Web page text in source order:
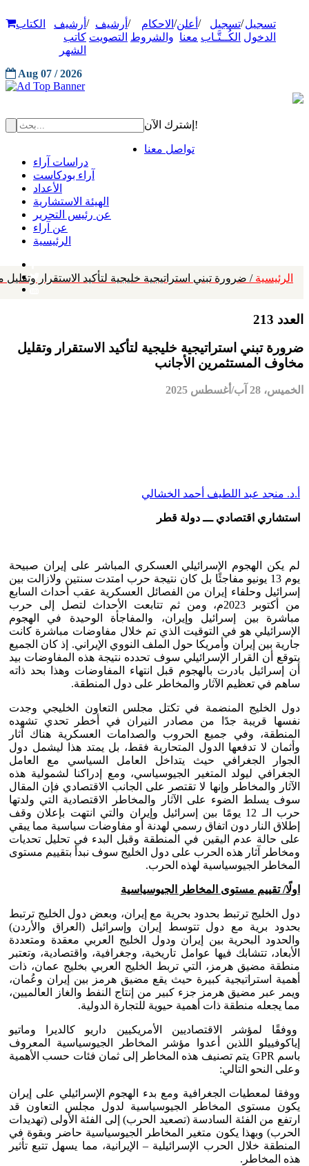
تسجيل
الدخول
/تسجيل
الكُــتَّـاب
/ أعلن
معنا
/ الاحكام
والشروط
/ أرشيف
التصويت
/ أرشيف
كاتب
الشهر
الكتاب
Aug 07 / 2026
إشترك الآن!
تواصل معنا
دراسات آراء
آراء بودكاست
الأعداد
الهيئة الاستشارية
عن رئيس التحرير
عن آراء
الرئيسية
الرئيسية / ضرورة تبني استراتيجية خليجية لتأكيد الاستقرار
العدد 213
ضرورة تبني استراتيجية خليجية لتأكيد الاستقرار وتقليل
مخاوف المستثمرين الأجانب
الخميس، 28 آب/أغسطس 2025
أ.د. منجد عبد اللطيف أحمد الخشالي
استشاري اقتصادي ـــ دولة قطر
لم يكن الهجوم الإسرائيلي العسكري المباشر على إيران صبيحة
يوم 13 يونيو مفاجئًا بل كان نتيجة حرب امتدت سنتين ولازالت بين
إسرائيل وحلفاء إيران من الفصائل العسكرية عقب أحداث السابع
من أكتوبر 2023م، ومن ثم تتابعت الأحداث لتصل إلى حرب
مباشرة بين إسرائيل وإيران، والمفاجأة الوحيدة في الهجوم
الإسرائيلي هو في التوقيت الذي تم خلال مفاوضات مباشرة كانت
جارية بين إيران وأمريكا حول الملف النووي الإيراني. إذ كان الجميع
يتوقع أن القرار الإسرائيلي سوف تحدده نتيجة هذه المفاوضات بيد
أن إسرائيل بادرت بالهجوم قبل انتهاء المفاوضات وهذا بحد ذاته
ساهم في تعظيم الآثار والمخاطر على دول المنطقة.
دول الخليج المنضمة في تكتل مجلس التعاون الخليجي وجدت
نفسها قريبة جدًا من مصادر النيران في أخطر تحدي تشهده
المنطقة، وفي جميع الحروب والصدامات العسكرية هناك آثار
وأثمان لا تدفعها الدول المتحاربة فقط، بل يمتد هذا ليشمل دول
الجوار الجغرافي حيث يتداخل العامل السياسي مع العامل
الجغرافي ليولد المتغير الجيوسياسي، ومع إدراكنا لشمولية هذه
الآثار والمخاطر وإنها لا تقتصر على الجانب الاقتصادي فإن المقال
سوف يسلط الضوء على الآثار والمخاطر الاقتصادية التي ولدتها
حرب الـ 12 يومًا بين إسرائيل وإيران والتي انتهت بإعلان وقف
إطلاق النار دون اتفاق رسمي لهدنة أو مفاوضات سياسية مما يبقي
على حالة عدم اليقين في المنطقة وقبل البدء في تحليل تحديات
ومخاطر آثار هذه الحرب على دول الخليج سوف نبدأ بتقييم مستوى
المخاطر الجيوسياسية لهذه الحرب.
اولًا/ تقييم مستوى المخاطر الجيوسياسية
دول الخليج ترتبط بحدود بحرية مع إيران، وبعض دول الخليج ترتبط
بحدود برية مع دول تتوسط إيران وإسرائيل (العراق والأردن)
والحدود البحرية بين إيران ودول الخليج العربي معقدة ومتعددة
الأبعاد، تتشابك فيها عوامل تاريخية، وجغرافية، واقتصادية، وتعتبر
منطقة مضيق هرمز، التي تربط الخليج العربي بخليج عمان، ذات
أهمية استراتيجية كبيرة حيث يقع مضيق هرمز بين إيران وعُمان،
ويمر عبر مضيق هرمز جزء كبير من إنتاج النفط والغاز العالميين،
مما يجعله منطقة ذات أهمية حيوية للتجارة الدولية.
ووفقًا لمؤشر الاقتصاديين الأمريكيين داريو كالديرا وماتيو
إياكوفييلو اللذين أعدوا مؤشر المخاطر الجيوسياسية المعروف
باسم GPR يتم تصنيف هذه المخاطر إلى ثمان فئات حسب الأهمية
وعلى النحو التالي:
ووفقا لمعطيات الجغرافية ومع بدء الهجوم الإسرائيلي على إيران
يكون مستوى المخاطر الجيوسياسية لدول مجلس التعاون قد
ارتفع من الفئة السادسة (تصعيد الحرب) إلى الفئة الأولى (تهديدات
الحرب) وبهذا يكون متغير المخاطر الجيوسياسية حاضر وبقوة في
المنطقة خلال الحرب الإسرائيلية – الإيرانية، مما يسهل تتبع تأثير
هذه المخاطر.